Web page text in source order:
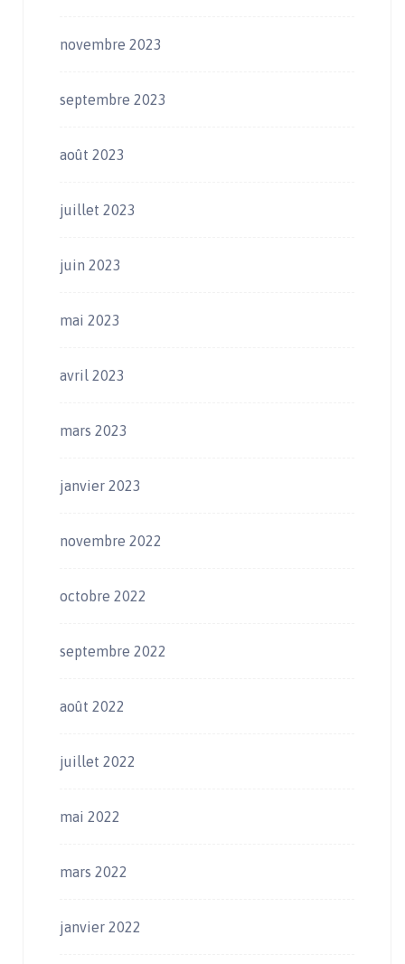
novembre 2023
septembre 2023
août 2023
juillet 2023
juin 2023
mai 2023
avril 2023
mars 2023
janvier 2023
novembre 2022
octobre 2022
septembre 2022
août 2022
juillet 2022
mai 2022
mars 2022
janvier 2022